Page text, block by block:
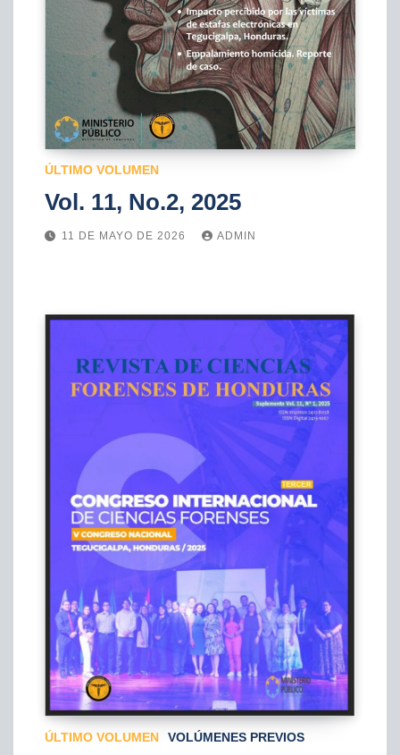
ÚLTIMO VOLUMEN
Vol. 11, No.2, 2025
11 DE MAYO DE 2026 ADMIN
ÚLTIMO VOLUMEN VOLÚMENES PREVIOS